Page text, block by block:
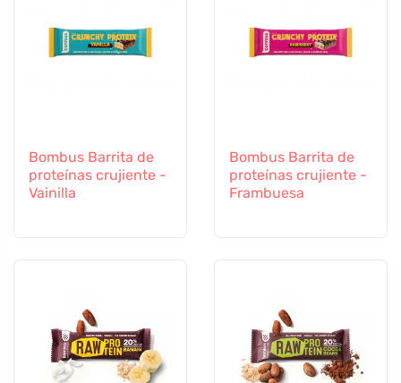
Bombus Barrita de
proteínas crujiente -
Vainilla
Bombus Barrita de
proteínas crujiente -
Frambuesa